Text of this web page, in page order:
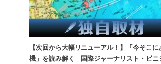
【次回から大幅リニューアル！】「今そこに
機」を読み解く 国際ジャーナリスト・ビニ